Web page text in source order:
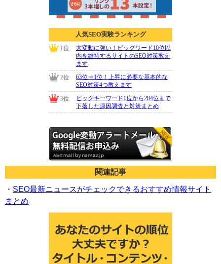
関連記事
・ SEO最新ニュースがチェックできるおすすめ情報サイト
まとめ